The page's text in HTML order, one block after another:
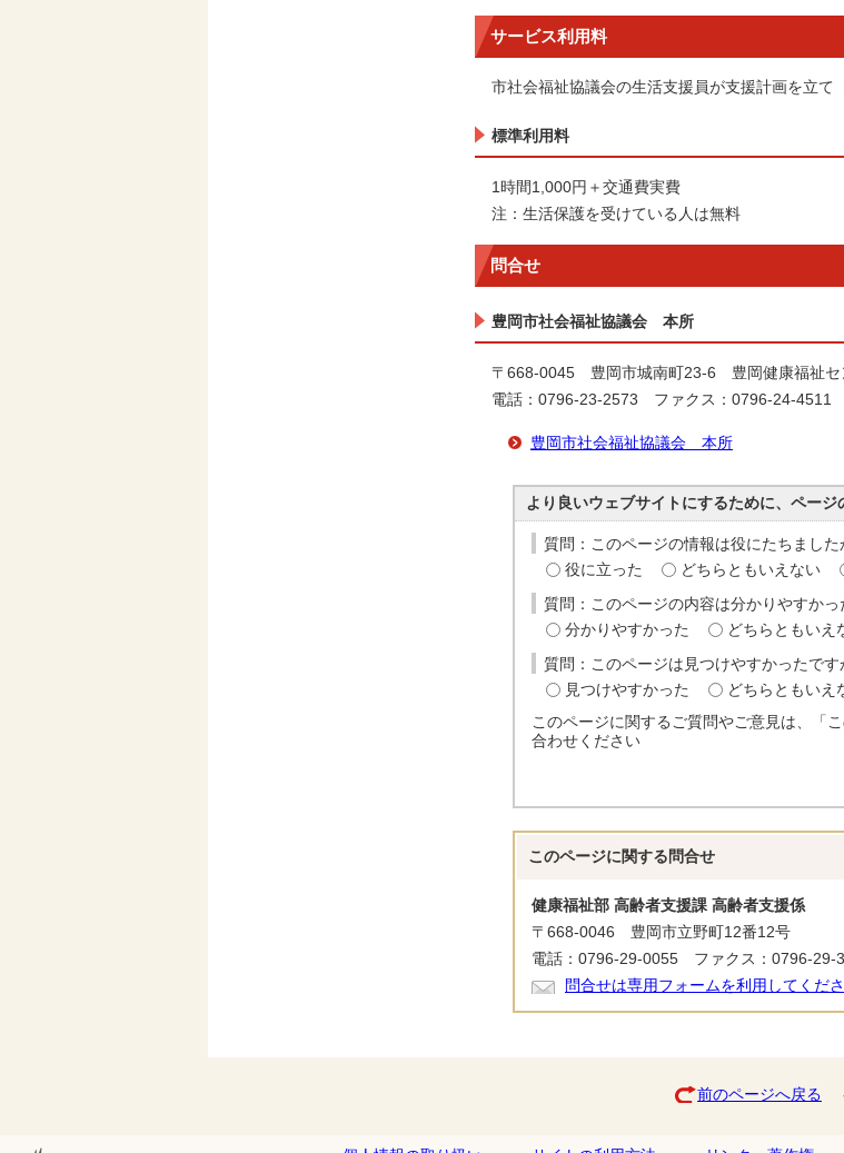
サービス利用料
市社会福祉協議会の生活支援員が支援計画を立て
標準利用料
1時間1,000円＋交通費実費
注：生活保護を受けている人は無料
問合せ
豊岡市社会福祉協議会 本所
〒668-0045 豊岡市城南町23-6 豊岡健康福祉セ
電話：0796-23-2573 ファクス：0796-24-4511
豊岡市社会福祉協議会 本所
より良いウェブサイトにするために、ページ
質問：このページの情報は役にたちました
役に立った
どちらともいえない
質問：このページの内容は分かりやすかっ
分かりやすかった
どちらともいえ
質問：このページは見つけやすかったです
見つけやすかった
どちらともいえ
このページに関するご質問やご意見は、「
合わせください
このページに関する 問合せ
健康福祉部 高齢者支援課 高齢者支援係
〒668-0046 豊岡市立野町12番12号
電話：0796-29-0055 ファクス：0796-29-
問合せは専用フォームを利用してくださ
前のページへ戻る